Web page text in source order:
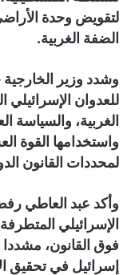
لتقويض وحدة
الضفة الغربية.
وشدد وزير
للعدوان
الغربية، والسياسة
واستخدامها القوة
لمحددات القانون
وأكد عبد العاطي
الإسرائيلي
فوق القانون،
إسرائيل في تحقيق